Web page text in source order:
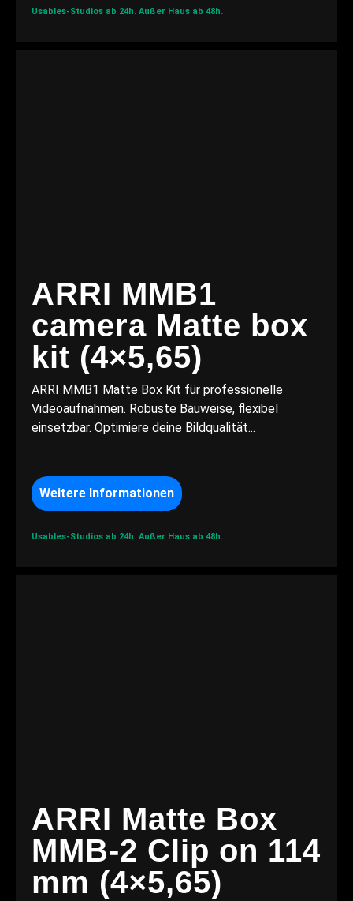
Usables-Studios ab 24h. Außer Haus ab 48h.
ARRI MMB1
camera Matte box
kit (4×5,65)
ARRI MMB1 Matte Box Kit für professionelle
Videoaufnahmen. Robuste Bauweise, flexibel
einsetzbar. Optimiere deine Bildqualität...
Weitere Informationen
Usables-Studios ab 24h. Außer Haus ab 48h.
ARRI Matte Box
MMB-2 Clip on 114
mm (4×5,65)